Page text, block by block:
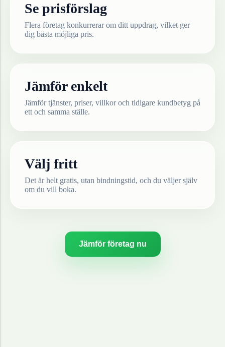
Se prisförslag
Flera företag konkurrerar om ditt uppdrag, vilket ger
dig bästa möjliga pris.
Jämför enkelt
Jämför tjänster, priser, villkor och tidigare kundbetyg på
ett och samma ställe.
Välj fritt
Det är helt gratis, utan bindningstid, och du väljer själv
om du vill boka.
Jämför företag nu